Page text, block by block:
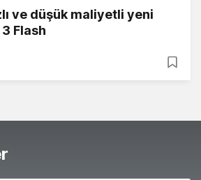
ve düşük maliyetli yeni
Flash